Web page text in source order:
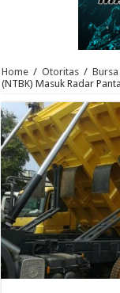
Home / Otoritas /
(NTBK) Masuk Radar